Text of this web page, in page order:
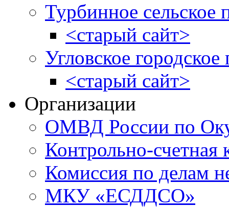
Турбинное сельское
<старый сайт>
Угловское городское
<старый сайт>
Организации
ОМВД России по
Контрольно-счетная
Комиссия по делам
МКУ «ЕСДДСО»